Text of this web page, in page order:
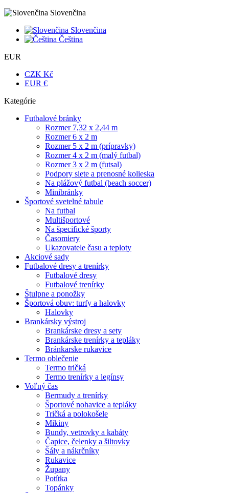
Slovenčina
Slovenčina
Čeština
EUR
CZK Kč
EUR €
Kategórie
Futbalové bránky
Rozmer 7,32 x 2,44 m
Rozmer 6 x 2 m
Rozmer 5 x 2 m (prípravky)
Rozmer 4 x 2 m (malý futbal)
Rozmer 3 x 2 m (futsal)
Podpory siete a prenosné kolieska
Na plážový futbal (beach soccer)
Minibránky
Športové svetelné tabule
Na futbal
Multišportové
Na špecifické športy
Časomiery
Ukazovatele času a teploty
Akciové sady
Futbalové dresy a trenírky
Futbalové dresy
Futbalové trenírky
Štulpne a ponožky
Športová obuv: turfy a halovky
Halovky
Brankársky výstroj
Brankárske dresy a sety
Brankárske trenírky a tepláky
Bránkarske rukavice
Termo oblečenie
Termo tričká
Termo trenírky a legínsy
Voľný čas
Bermudy a trenírky
Športové nohavice a tepláky
Tričká a polokošele
Mikiny
Bundy, vetrovky a kabáty
Čapice, čelenky a šiltovky
Šály a nákrčníky
Rukavice
Župany
Potítka
Topánky